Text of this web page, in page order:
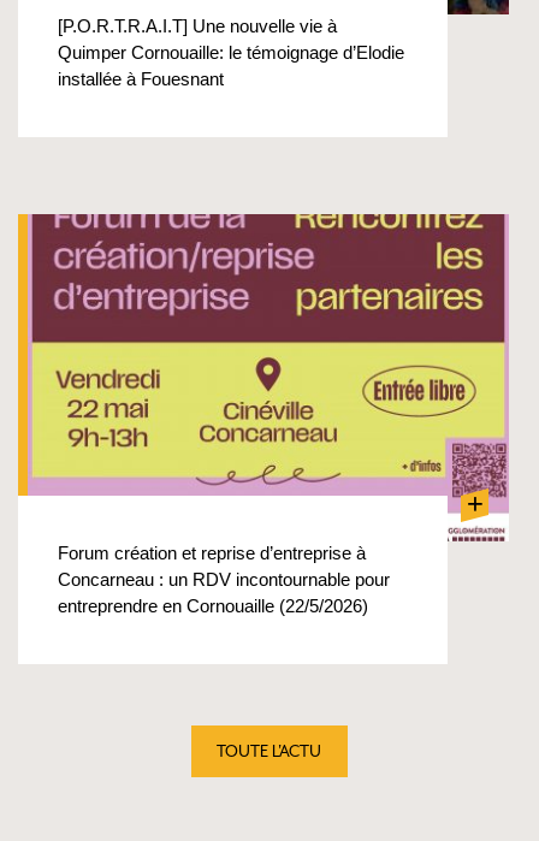
[P.O.R.T.R.A.I.T] Une nouvelle vie à
Quimper Cornouaille: le témoignage d’Elodie
installée à Fouesnant
+
Forum création et reprise d’entreprise à
Concarneau : un RDV incontournable pour
entreprendre en Cornouaille (22/5/2026)
TOUTE L'ACTU